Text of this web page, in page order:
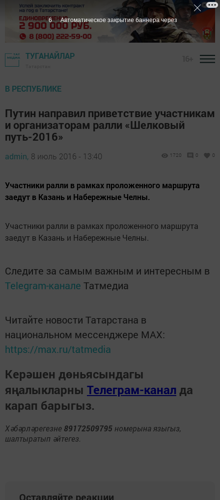
ТУГАНАЙЛАР
В РЕСПУБЛИКЕ
Путин направил приветствие участникам
и организаторам ралли «Шелковый
путь-2016»
admin, 8 июль 2016 - 13:40 1720 0 0
Участники ралли в рамках проложенного маршрута
заедут в Казань и Набережные Челны.
Участники ралли в рамках проложенного маршрута
заедут в Казань и Набережные Челны.
Следите за самым важным и интересным в
Telegram-канале Татмедиа
Читайте новости Татарстана в
национальном мессенджере MАХ:
https://max.ru/tatmedia
Керәшен дөньясындагы
яңалыкларны Телеграм-канал да
карап барыгыз.
Хәбәрләрегезне 89172509795 номерына языгыз,
шалтыратып әйтегез.
Оставляйте реакции
5 Автоматическое закрытие баннера через